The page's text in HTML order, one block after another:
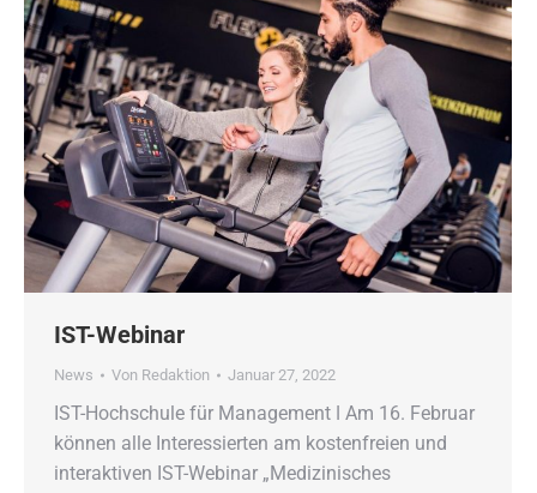
IST-Webinar
News Von Redaktion Januar 27, 2022
IST-Hochschule für Management ǀ Am 16. Februar
können alle Interessierten am kostenfreien und
interaktiven IST-Webinar „Medizinisches